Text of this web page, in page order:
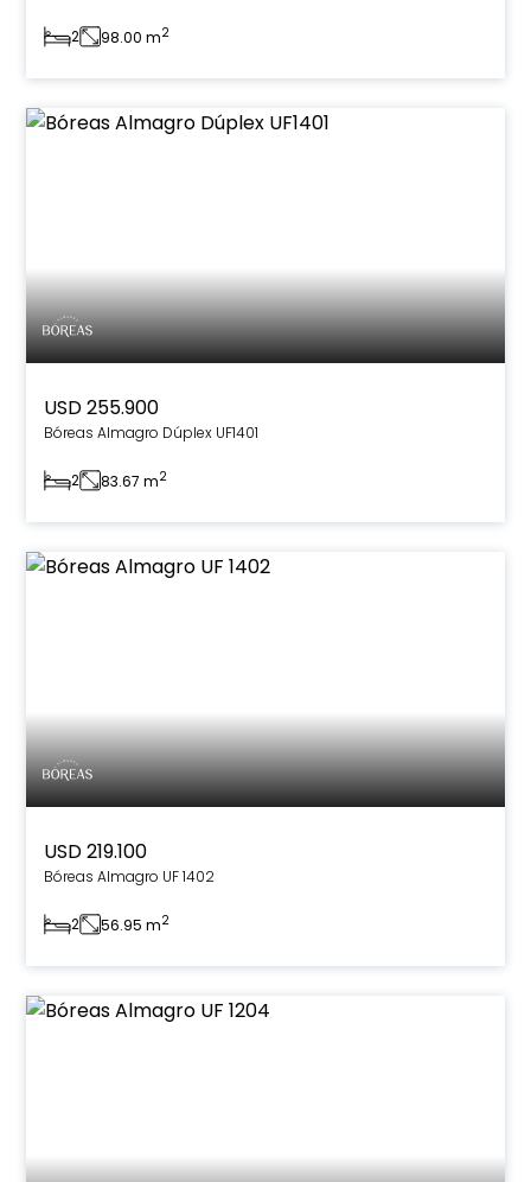
2 98.00 m2
USD 255.900
Bóreas Almagro Dúplex UF1401
2 83.67 m2
USD 219.100
Bóreas Almagro UF 1402
2 56.95 m2